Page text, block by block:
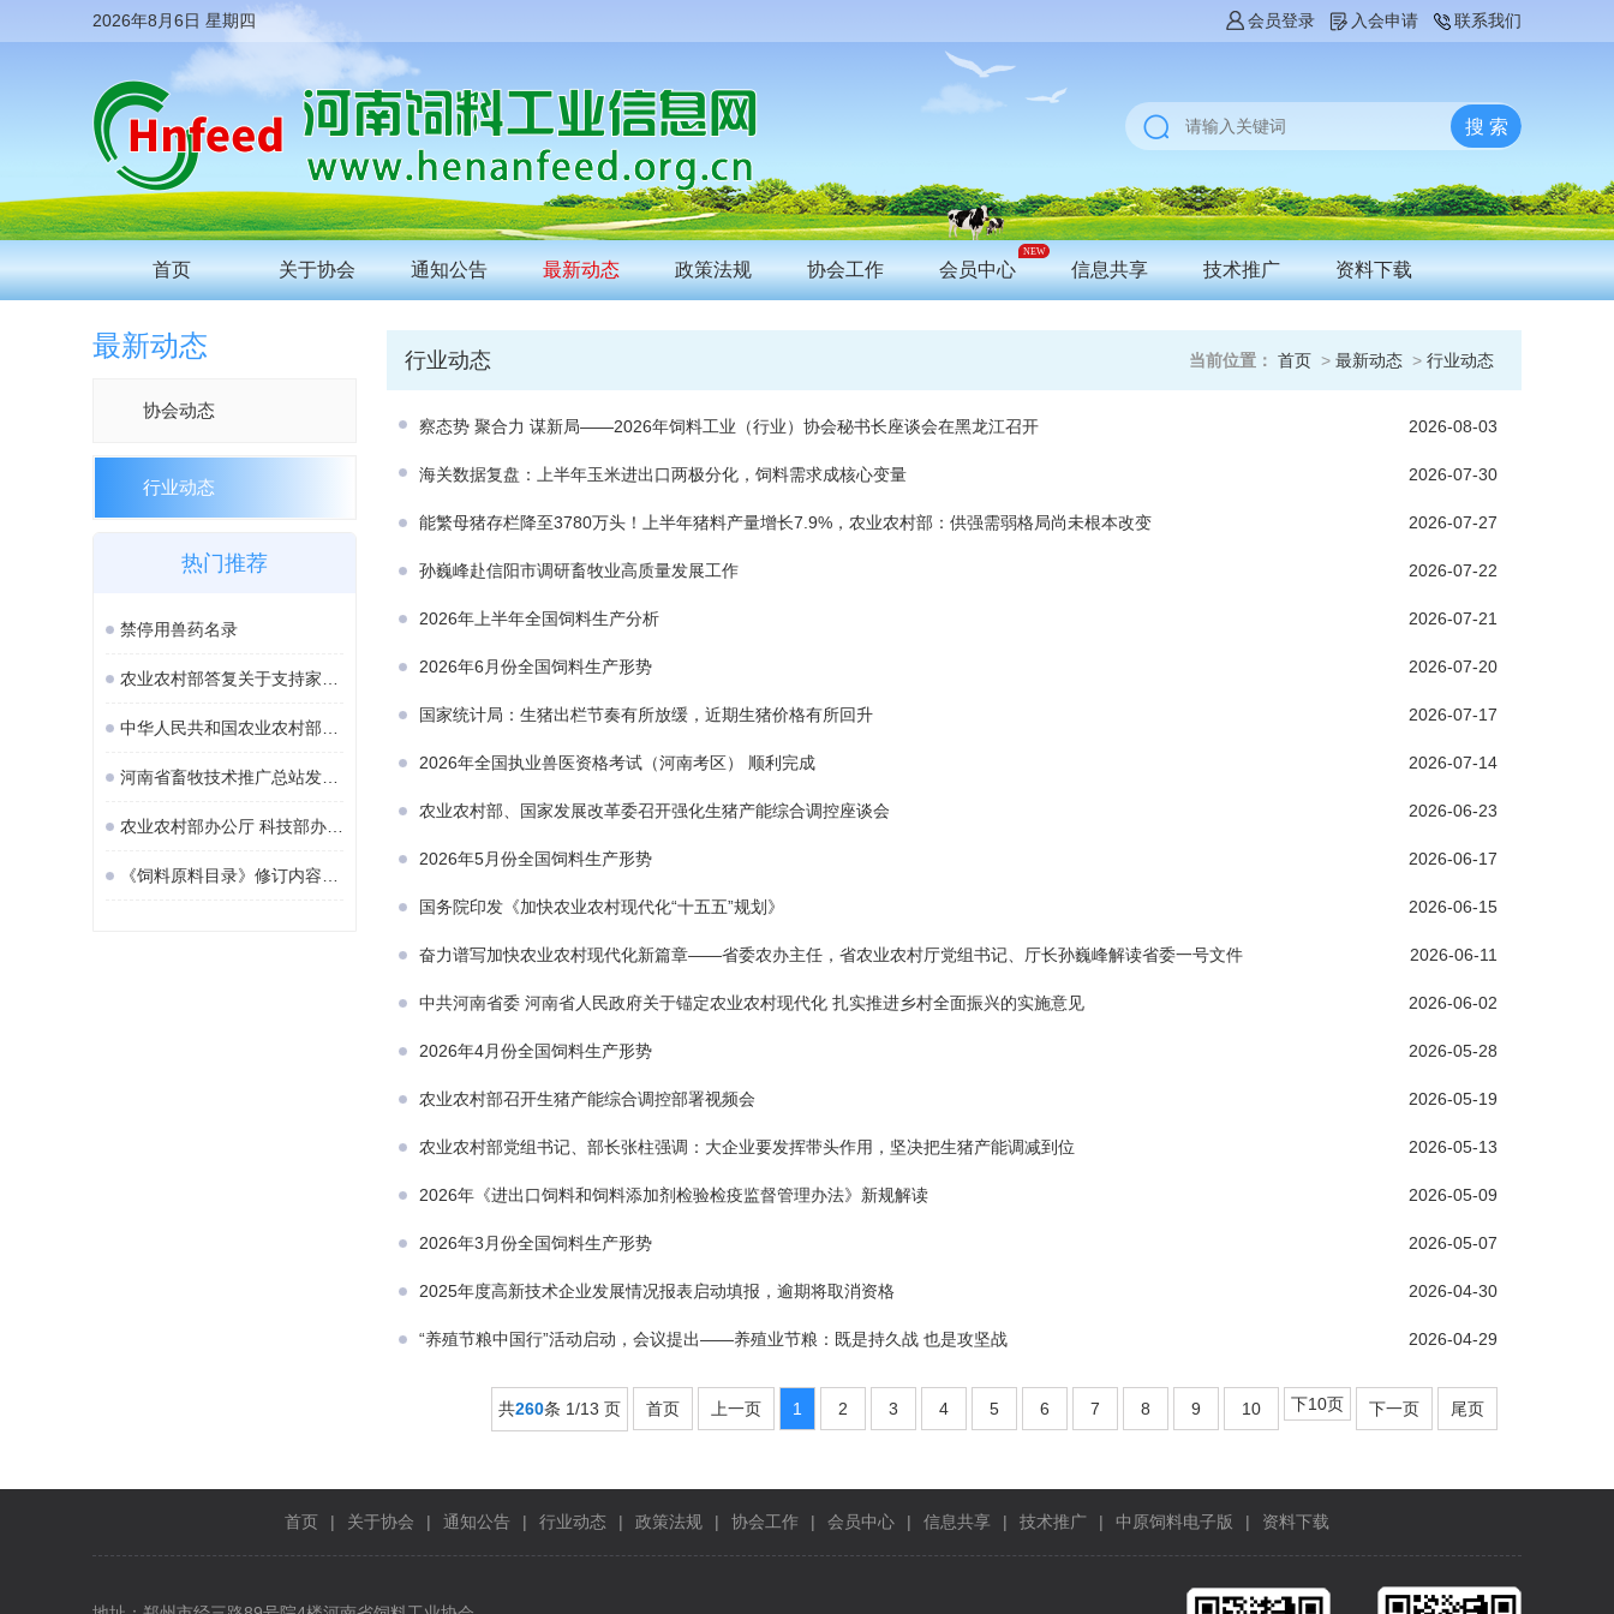
2026年8月6日 星期四 会员登录 入会申请 联系我们
NEW
首页 关于协会 通知公告 最新动态 政策法规 协会工作 会员中心 信息共享 技术推广 资料下载
最新动态
协会动态
行业动态
热门推荐
禁停用兽药名录
当前位置： 首页 > 最新动态 > 行业动态
行业动态
2026-08-03
察态势 聚合力 谋新局——2026年饲料工业（行业）协会秘书长座谈会在黑龙江召开
2026-07-30
海关数据复盘：上半年玉米进出口两极分化，饲料需求成核心变量
2026-07-27
能繁母猪存栏降至3780万头！上半年猪料产量增长7.9%，农业农村部：供强需弱格局尚未根本改变
2026-07-22
孙巍峰赴信阳市调研畜牧业高质量发展工作
2026-07-21
2026年上半年全国饲料生产分析
2026-07-20
2026年6月份全国饲料生产形势
2026-07-17
国家统计局：生猪出栏节奏有所放缓，近期生猪价格有所回升
2026-07-14
2026年全国执业兽医资格考试（河南考区） 顺利完成
2026-06-23
农业农村部、国家发展改革委召开强化生猪产能综合调控座谈会
2026-06-17
2026年5月份全国饲料生产形势
2026-06-15
国务院印发《加快农业农村现代化“十五五”规划》
2026-06-11
奋力谱写加快农业农村现代化新篇章——省委农办主任，省农业农村厅党组书记、厅长孙巍峰解读省委一号文件
2026-06-02
中共河南省委 河南省人民政府关于锚定农业农村现代化 扎实推进乡村全面振兴的实施意见
2026-05-28
2026年4月份全国饲料生产形势
2026-05-19
农业农村部召开生猪产能综合调控部署视频会
2026-05-13
农业农村部党组书记、部长张柱强调：大企业要发挥带头作用，坚决把生猪产能调减到位
2026-05-09
2026年《进出口饲料和饲料添加剂检验检疫监督管理办法》新规解读
2026-05-07
2026年3月份全国饲料生产形势
2026-04-30
2025年度高新技术企业发展情况报表启动填报，逾期将取消资格
2026-04-29
“养殖节粮中国行”活动启动，会议提出——养殖业节粮：既是持久战 也是攻坚战
共260条 1/13 页 首页 上一页 1 2 3 4 5 6 7 8 9 10 下10页 下一页 尾页
首页 | 关于协会 | 通知公告 | 行业动态 | 政策法规 | 协会工作 | 会员中心 | 信息共享 | 技术推广 | 中原饲料电子版 | 资料下载